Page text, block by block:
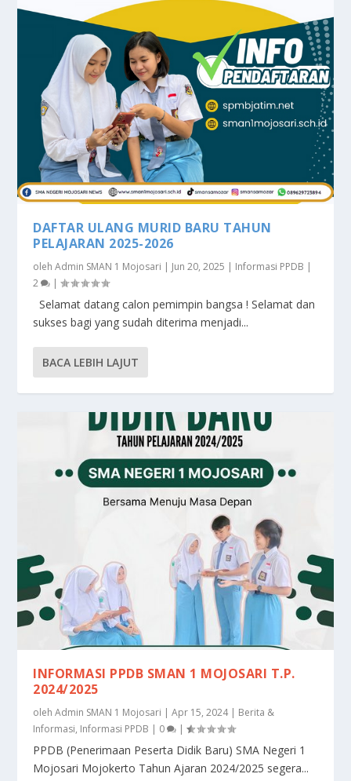
DAFTAR ULANG MURID BARU TAHUN
PELAJARAN 2025-2026
olehAdmin SMAN 1 Mojosari | Jun 20, 2025 | Informasi PPDB |
2
|
Selamat datang calon pemimpin bangsa ! Selamat dan
sukses bagi yang sudah diterima menjadi...
BACA LEBIH LAJUT
INFORMASI PPDB SMAN 1 MOJOSARI T.P.
2024/2025
olehAdmin SMAN 1 Mojosari |Apr 15, 2024| Berita &
Informasi, Informasi PPDB | 0 |
PPDB (Penerimaan Peserta Didik Baru) SMA Negeri 1
Mojosari Mojokerto Tahun Ajaran 2024/2025 segera...